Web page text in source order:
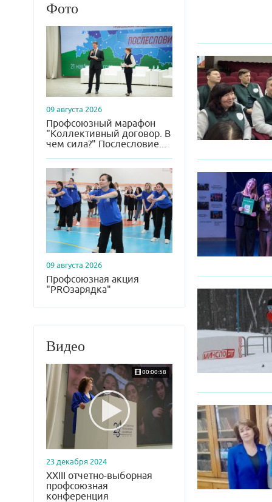
Фото
09 августа 2026
Профсоюзный марафон
"Коллективный договор. В
чем сила?" Послесловие...
09 августа 2026
Профсоюзная акция
"PROзарядка"
Видео
00:00:58
23 декабря 2024
XXIII отчетно-выборная
профсоюзная
конференция